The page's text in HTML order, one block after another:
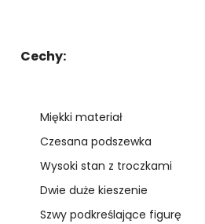
Cechy:
Miękki materiał
Czesana podszewka
Wysoki stan z troczkami
Dwie duże kieszenie
Szwy podkreślające figurę